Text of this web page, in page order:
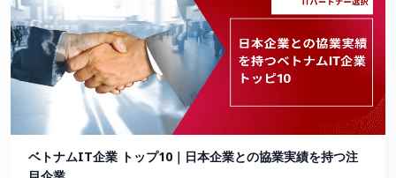
ベトナムIT企業 トップ10｜日本企業との協業実績を持つ注